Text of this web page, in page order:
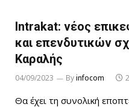
Intrakat: νέος
και επενδυτικών
Καραλής
04/09/2023 Byinfocom
Θα έχει τη συνολική